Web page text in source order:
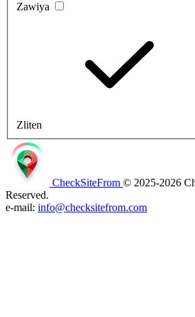
Zawiya
Zliten
CheckSiteFrom © 2025-2026
Reserved.
e-mail: info@checksitefrom.com